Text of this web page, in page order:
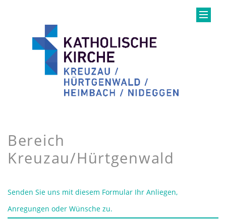
Bereich
Kreuzau/Hürtgenwald
Senden Sie uns mit diesem Formular Ihr Anliegen,
Anregungen oder Wünsche zu.